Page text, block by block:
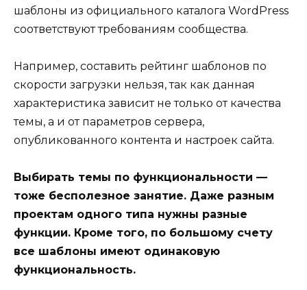
шаблоны из официального каталога WordPress
соответствуют требованиям сообщества.
Например, составить рейтинг шаблонов по
скорости загрузки нельзя, так как данная
характеристика зависит не только от качества
темы, а и от параметров сервера,
опубликованного контента и настроек сайта.
Выбирать темы по функциональности —
тоже бесполезное занятие. Даже разным
проектам одного типа нужны разные
функции. Кроме того, по большому счету
все шаблоны имеют одинаковую
функциональность.